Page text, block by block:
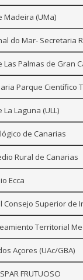
Madeira (UMa)
do Mar- Secretaria
Palmas de Gran
Parque Científico
Laguna (ULL)
de Canarias
Rural de Canarias
Ecca
Consejo Superior de
Territorial
Açores (UAc/GBA)
FRUTUOSO